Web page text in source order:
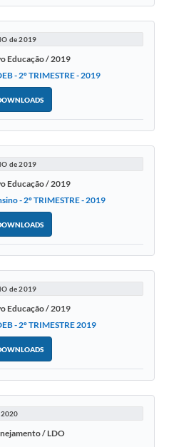
de 2019
Educação / 2019
- 2º TRIMESTRE - 2019
de 2019
Educação / 2019
- 2º TRIMESTRE - 2019
de 2019
Educação / 2019
- 2º TRIMESTRE 2019
2020
/ LDO